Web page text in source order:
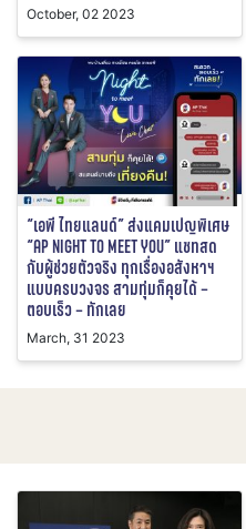
October, 02 2023
“เอพี ไทยแลนด์” ส่งแคมเปญพิเศษ
“AP NIGHT TO MEET YOU” แชทสด
กับผู้ช่วยตัวจริง ทุกเรื่องอสังหาฯ
แบบครบวงจร สามทุ่มก็คุยได้ –
ตอบเร็ว – ทักเลย
March, 31 2023